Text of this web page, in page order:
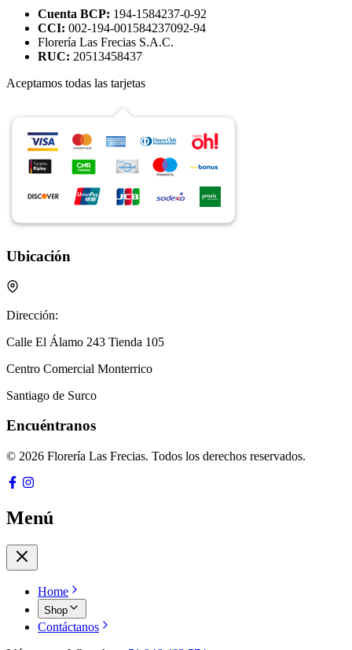
Cuenta BCP: 194-1584237-0-92
CCI: 002-194-001584237092-94
Florería Las Frecias S.A.C.
RUC: 20513458437
Aceptamos todas las tarjetas
Ubicación
Dirección:
Calle El Álamo 243 Tienda 105
Centro Comercial Monterrico
Santiago de Surco
Encuéntranos
© 2026 Florería Las Frecias. Todos los derechos reservados.
Menú
Home
Shop
Contáctanos